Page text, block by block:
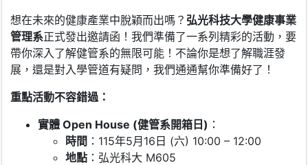
想在未來的健康產業中脫穎而出嗎？ 弘光科技大學健康事業
管理系正式發出邀請函！我們準備了一系列精彩的活動，要
帶你深入了解健管系的無限可能！不論你是想了解職涯發
展，還是對入學管道有疑問，我們通通幫你準備好了！
重點活動不容錯過：
實體 Open House (健管系開箱日) ：
時間 ：115年5月16日 (六) 10:00 – 12:00
地點 ：弘光科大 M605